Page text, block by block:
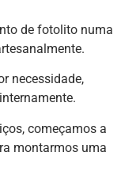
de fotolito numa
necessidade,
começamos a
montarmos uma